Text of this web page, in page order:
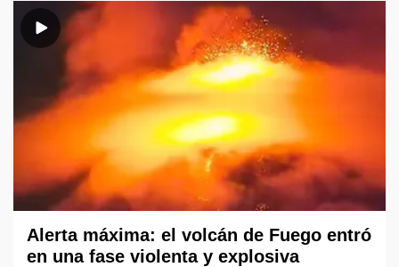
Alerta máxima: el volcán de Fuego entró
en una fase violenta y explosiva